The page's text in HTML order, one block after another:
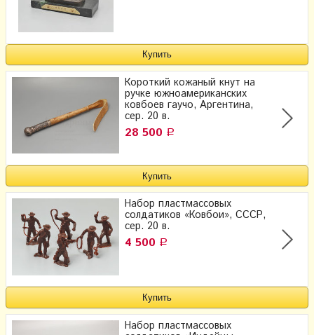
Короткий кожаный кнут на
ручке южноамериканских
ковбоев гаучо, Аргентина,
сер. 20 в.
28 500 Р
Набор пластмассовых
солдатиков «Ковбои», СССР,
сер. 20 в.
4 500 Р
Набор пластмассовых